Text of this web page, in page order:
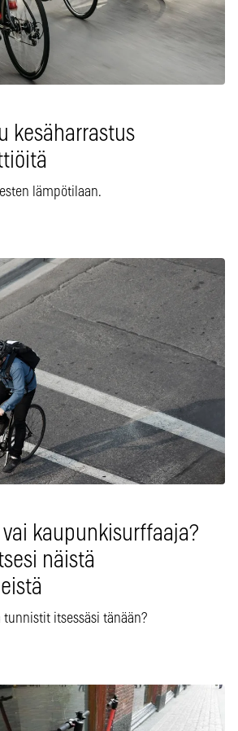
kesäharrastus
lämpötilaan.
kaupunkisurffaaja?
näistä
itsessäsi tänään?